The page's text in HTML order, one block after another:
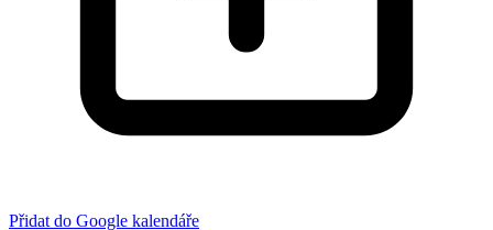
Přidat do Google kalendáře